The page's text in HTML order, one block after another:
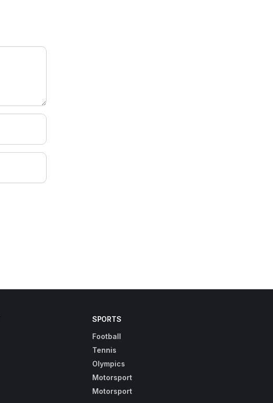
SPORTS
Football
Tennis
Olympics
Motorsport
Motorsport